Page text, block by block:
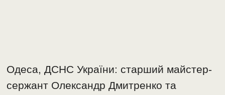
Одеса, ДСНС України: старший майстер-
сержант Олександр Дмитренко та